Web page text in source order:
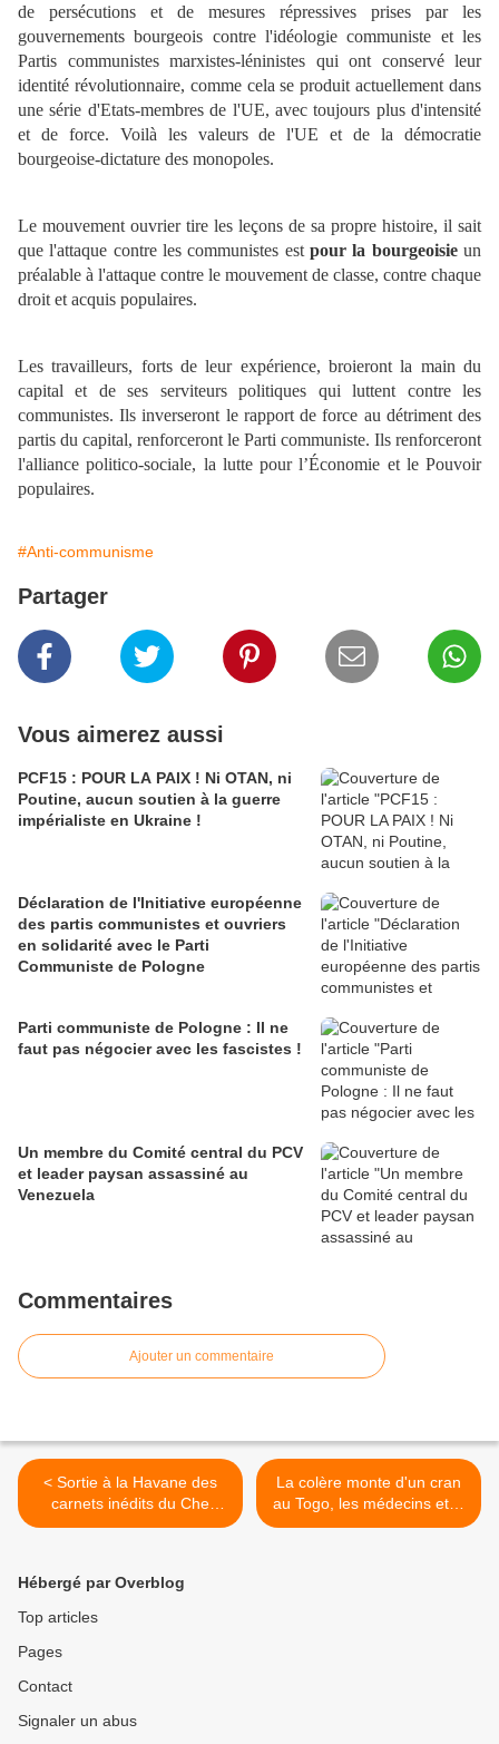
de persécutions et de mesures répressives prises par les
gouvernements bourgeois contre l'idéologie communiste et les
Partis communistes marxistes-léninistes qui ont conservé leur
identité révolutionnaire, comme cela se produit actuellement dans
une série d'Etats-membres de l'UE, avec toujours plus d'intensité
et de force. Voilà les valeurs de l'UE et de la démocratie
bourgeoise-dictature des monopoles.
Le mouvement ouvrier tire les leçons de sa propre histoire, il sait
que l'attaque contre les communistes est pour la bourgeoisieun
préalable à l'attaque contre le mouvement de classe, contre chaque
droit et acquis populaires.
Les travailleurs, forts de leur expérience, broieront la main du
capital et de ses serviteurs politiques qui luttent contre les
communistes. Ils inverseront le rapport de force au détriment des
partis du capital, renforceront le Parti communiste. Ils renforceront
l'alliance politico-sociale, la lutte pour l’Économie et le Pouvoir
populaires.
#Anti-communisme
Partager
Vous aimerez aussi
PCF15 : POUR LA PAIX ! Ni OTAN, ni
Poutine, aucun soutien à la guerre
impérialiste en Ukraine !
Déclaration de l'Initiative européenne
des partis communistes et ouvriers
en solidarité avec le Parti
Communiste de Pologne
Parti communiste de Pologne : Il ne
faut pas négocier avec les fascistes !
Un membre du Comité central du PCV
et leader paysan assassiné au
Venezuela
Commentaires
Ajouter un commentaire
< Sortie à la Havane des
carnets inédits du Che
Guevara, « Le journal d'un
1956 et 1958 sur la voie
menant à la victoire de la
La colère monte d'un cran
au Togo, les médecins et le
personnel hospitalier
Hébergé par Overblog
Top articles
Pages
Contact
Signaler un abus